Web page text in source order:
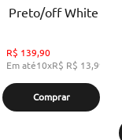
Preto/off White
R$ 139,90
Em até10xR$ R$ 13,99
Comprar